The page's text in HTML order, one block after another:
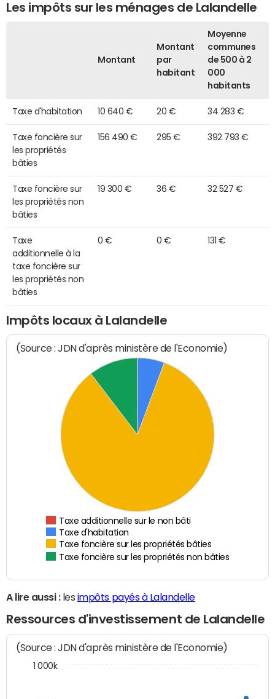
Les impôts sur les ménages de Lalandelle
Montant
Montant
par
habitant
Moyenne
communes
de 500 à 2
000
habitants
Taxe d'habitation 10 640 € 20 € 34 283 €
Taxe foncière sur
les propriétés
bâties
156 490 € 295 € 392 793 €
Taxe foncière sur
les propriétés non
bâties
19 300 € 36 € 32 527 €
Taxe
additionnelle à la
taxe foncière sur
les propriétés non
bâties
0 € 0 € 131 €
Impôts locaux à Lalandelle
(Source : JDN d'après ministère de l'Economie)
Taxe additionnelle sur le non bâti
Taxe d'habitation
Taxe foncière sur les propriétés bâties
Taxe foncière sur les propriétés non bâties
A lire aussi :les impôts payés à Lalandelle
Ressources d'investissement de Lalandelle
(Source : JDN d'après ministère de l'Economie)
1 000k